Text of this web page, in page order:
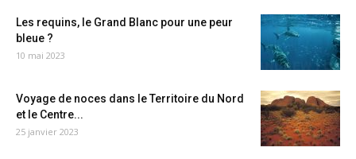
Les requins, le Grand Blanc pour une peur
bleue ?
10 mai 2023
Voyage de noces dans le Territoire du Nord
et le Centre...
25 janvier 2023